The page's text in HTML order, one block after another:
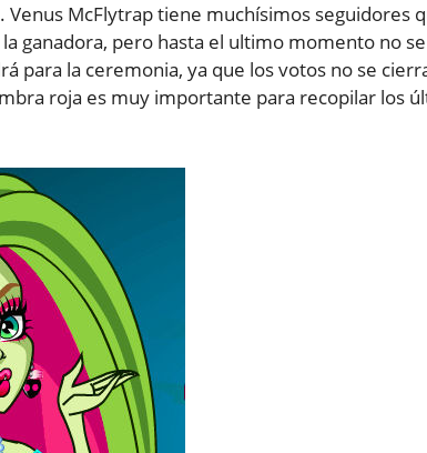
McFlytrap tiene muchísimos seguidores
ganadora, pero hasta el ultimo momento no
para la ceremonia, ya que los votos no se
roja es muy importante para recopilar los